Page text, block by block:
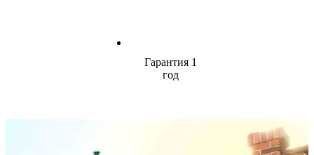
Гарантия 1
год